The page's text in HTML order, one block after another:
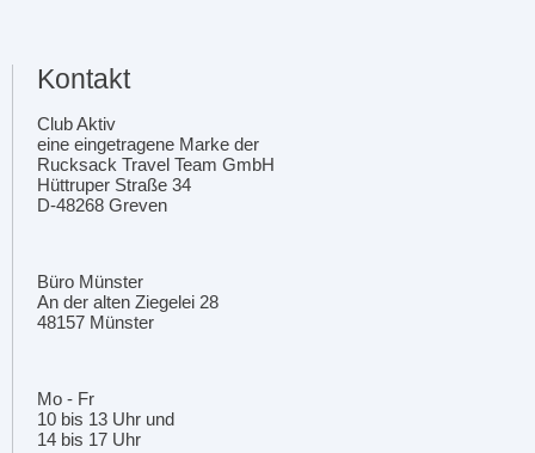
Kontakt
Club Aktiv
eine eingetragene Marke der
Rucksack Travel Team GmbH
Hüttruper Straße 34
D-48268 Greven
Büro Münster
An der alten Ziegelei 28
48157 Münster
Mo - Fr
10 bis 13 Uhr und
14 bis 17 Uhr